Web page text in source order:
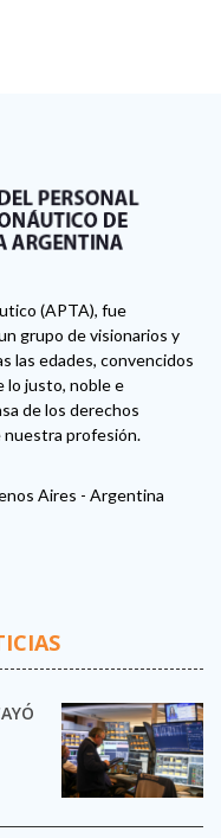
(APTA), fue
grupo de visionarios y
las edades, convencidos
lo justo, noble e
de los derechos
nuestra profesión.
Aires - Argentina